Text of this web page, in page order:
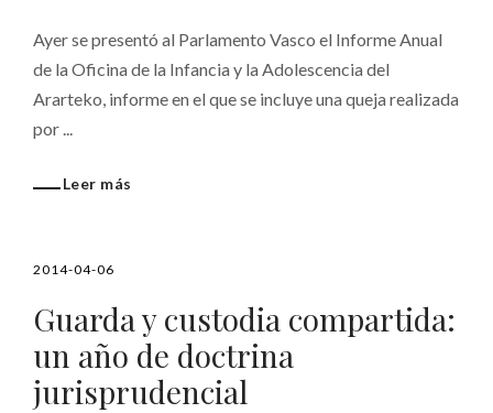
Ayer se presentó al Parlamento Vasco el Informe Anual
de la Oficina de la Infancia y la Adolescencia del
Ararteko, informe en el que se incluye una queja realizada
por ...
Leer más
2014-04-06
Guarda y custodia compartida:
un año de doctrina
jurisprudencial